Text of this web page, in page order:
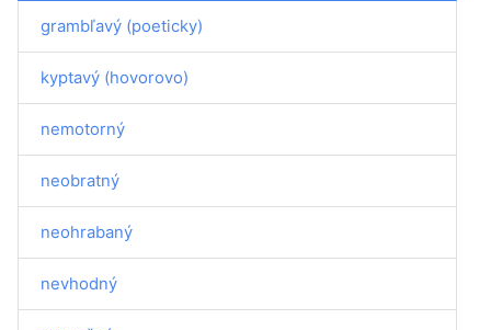
grambľavý (poeticky)
kyptavý (hovorovo)
nemotorný
neobratný
neohrabaný
nevhodný